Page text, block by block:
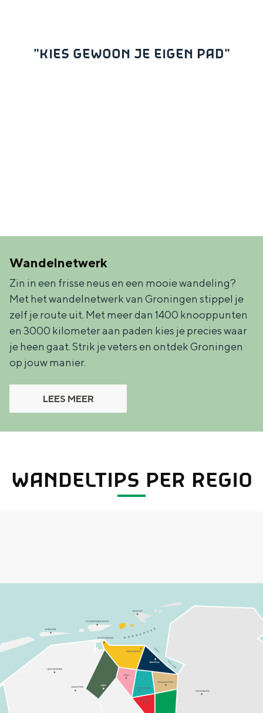
"KIES GEWOON JE EIGEN PAD"
Wandelnetwerk
Zin in een frisse neus en een mooie wandeling?
Met het wandelnetwerk van Groningen stippel je
zelf je route uit. Met meer dan 1400 knooppunten
en 3000 kilometer aan paden kies je precies waar
je heen gaat. Strik je veters en ontdek Groningen
op jouw manier.
LEES MEER
WANDELTIPS PER REGIO